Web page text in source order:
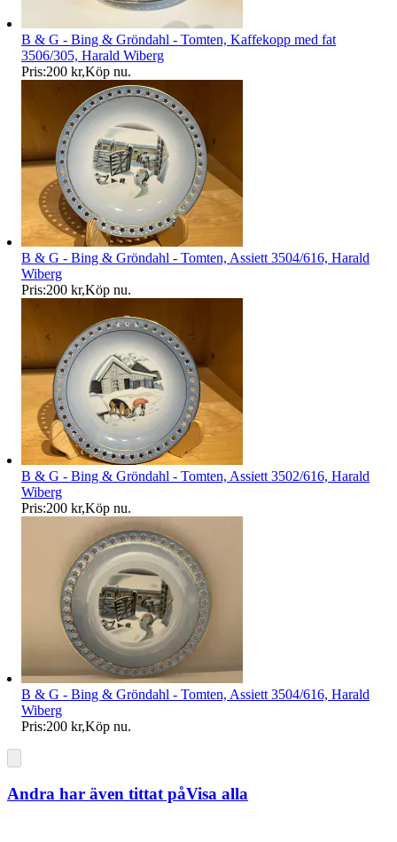
B & G - Bing & Gröndahl - Tomten, Kaffekopp med fat
3506/305, Harald Wiberg
Pris:200 kr,Köp nu.
B & G - Bing & Gröndahl - Tomten, Assiett 3504/616, Harald
Wiberg
Pris:200 kr,Köp nu.
B & G - Bing & Gröndahl - Tomten, Assiett 3502/616, Harald
Wiberg
Pris:200 kr,Köp nu.
B & G - Bing & Gröndahl - Tomten, Assiett 3504/616, Harald
Wiberg
Pris:200 kr,Köp nu.
Andra har även tittat påVisa alla